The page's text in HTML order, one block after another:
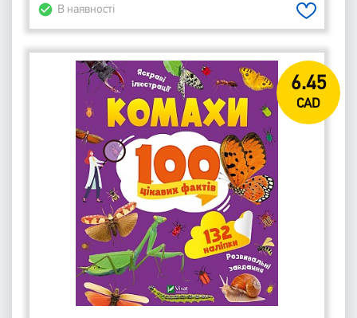
В наявності
6.45
CAD